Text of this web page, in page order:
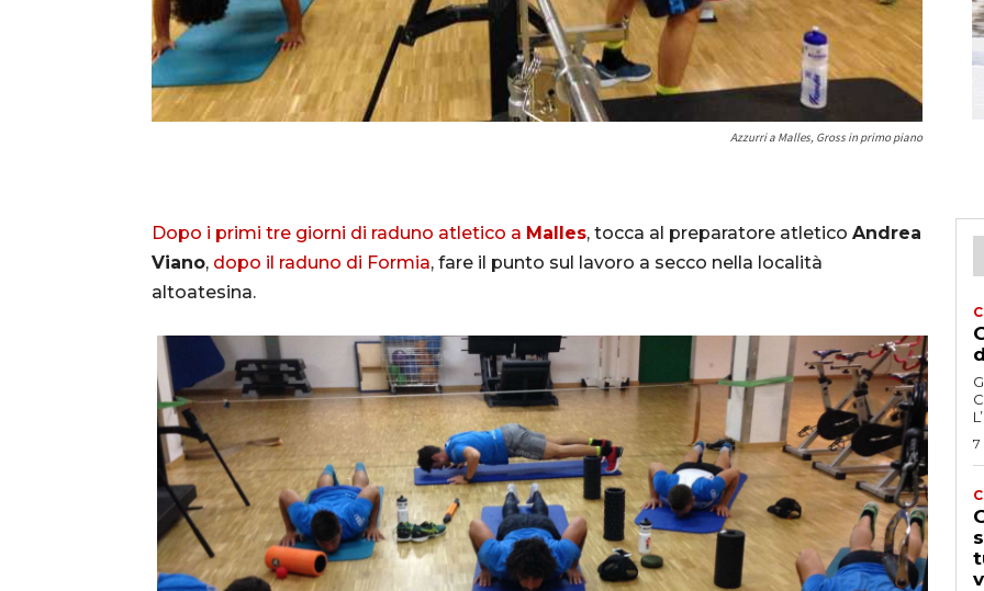
Azzurri a Malles, Gross in primo piano
Dopo i primi tre giorni di raduno atletico a Malles, tocca al preparatore atletico Andrea
Viano, dopo il raduno di Formia, fare il punto sul lavoro a secco nella località
altoatesina.
7